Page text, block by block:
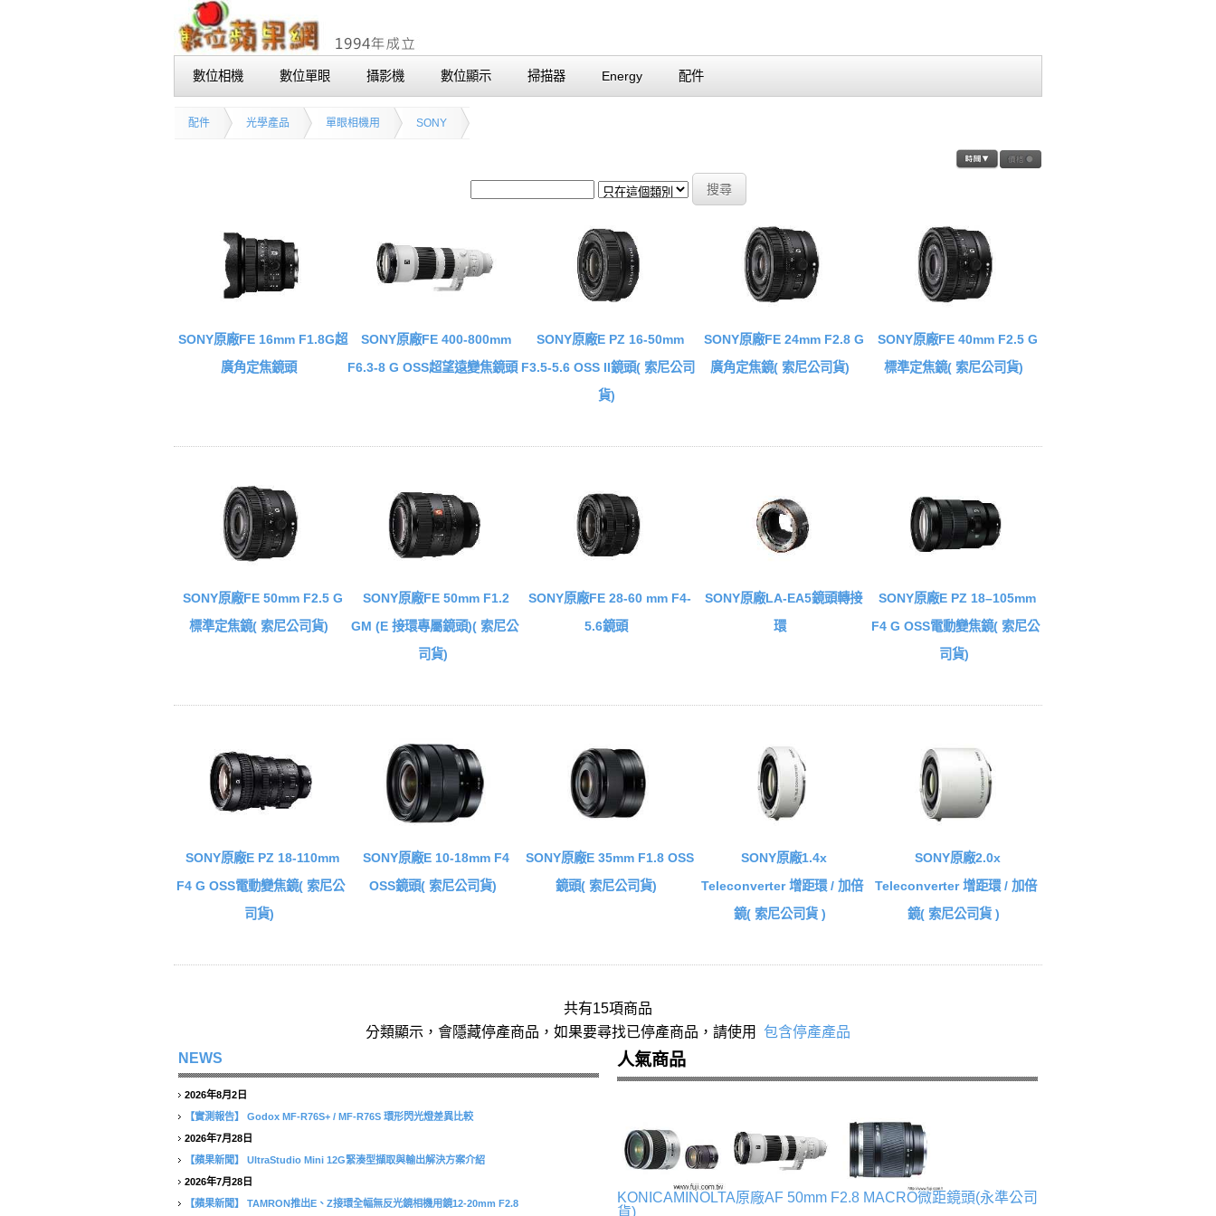
數位相機 數位單眼 攝影機 數位顯示 掃描器 Energy 配件
配件 光學產品 單眼相機用 SONY
SONY原廠FE 16mm F1.8G超
廣角定焦鏡頭
SONY原廠FE 400-800mm
F6.3-8 G OSS超望遠變焦鏡頭
SONY原廠E PZ 16-50mm
F3.5-5.6 OSS II鏡頭( 索尼公司
貨)
SONY原廠FE 24mm F2.8 G
廣角定焦鏡( 索尼公司貨)
SONY原廠FE 40mm F2.5 G
標準定焦鏡( 索尼公司貨)
SONY原廠FE 50mm F2.5 G
標準定焦鏡( 索尼公司貨)
SONY原廠FE 50mm F1.2
GM (E 接環專屬鏡頭)( 索尼公
司貨)
SONY原廠FE 28-60 mm F4-
5.6鏡頭
SONY原廠LA-EA5鏡頭轉接
環
SONY原廠E PZ 18–105mm
F4 G OSS電動變焦鏡( 索尼公
司貨)
SONY原廠E PZ 18-110mm
F4 G OSS電動變焦鏡( 索尼公
司貨)
SONY原廠E 10-18mm F4
OSS鏡頭( 索尼公司貨)
SONY原廠E 35mm F1.8 OSS
鏡頭( 索尼公司貨)
SONY原廠1.4x
Teleconverter 增距環 / 加倍
鏡( 索尼公司貨 )
SONY原廠2.0x
Teleconverter 增距環 / 加倍
鏡( 索尼公司貨 )
共有15項商品
分類顯示，會隱藏停產商品，如果要尋找已停產商品，請使用 包含停產產品
NEWS
2026年8月2日
【實測報告】
Godox MF-R76S+ / MF-R76S 環形閃光燈差異比較
2026年7月28日
【蘋果新聞】
UltraStudio Mini 12G緊湊型擷取與輸出解決方案介紹
2026年7月28日
【蘋果新聞】
TAMRON推出E、Z接環全幅無反光鏡相機用鏡12-20mm F2.8
人氣商品
KONICAMINOLTA原廠AF 50mm F2.8 MACRO微距鏡頭(永準公司
貨)